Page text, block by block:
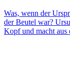
Was, wenn der
der Beutel war?
Kopf und macht